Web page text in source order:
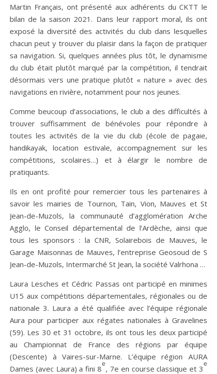
Martin Français, ont présenté aux adhérents du CKTT le
bilan de la saison 2021. Dans leur rapport moral, ils ont
exposé la diversité des activités du club dans lesquelles
chacun peut y trouver du plaisir dans la façon de pratiquer
sa navigation. Si, quelques années plus tôt, le dynamisme
du club était plutôt marqué par la compétition, il tendrait
désormais vers une pratique plutôt « nature » avec des
navigations en rivière, notamment pour nos jeunes.
Comme beucoup d’associations, le club a des difficultés à
trouver suffisamment de bénévoles pour répondre à
toutes les activités de la vie du club (école de pagaie,
handikayak, location estivale, accompagnement sur les
compétitions, scolaires…) et à élargir le nombre de
pratiquants.
Ils en ont profité pour remercier tous les partenaires à
savoir les mairies de Tournon, Tain, Vion, Mauves et St
Jean-de-Muzols, la communauté d’agglomération Arche
Agglo, le Conseil départemental de l’Ardèche, ainsi que
tous les sponsors : la CNR, Solairebois de Mauves, le
Garage Maisonnas de Mauves, l’entreprise Geosoud de S
Jean-de-Muzols, Intermarché St Jean, la société Valrhona …
Laura Lesches et Cédric Passas ont participé en minimes
U15 aux compétitions départementales, régionales ou de
nationale 3. Laura a été qualifiée avec l’équipe régionale
Aura pour participer aux régates nationales à Gravelines
(59). Les 30 et 31 octobre, ils ont tous les deux participé
au Championnat de France des régions par équipe
(Descente) à Vaires-sur-Marne. L’équipe région AURA
Dames (avec Laura) a fini 8
e
, 7e en course classique et 3
e